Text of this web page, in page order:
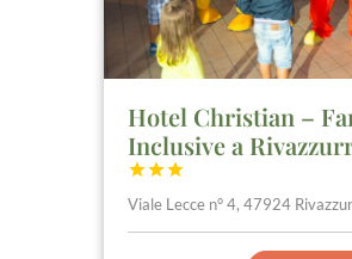
Hotel Christian –
Inclusive a



Viale Lecce n° 4, 47924